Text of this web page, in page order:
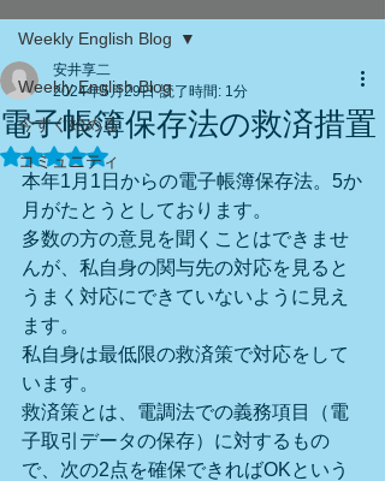
Weekly English Blog
今すぐ始める
コミュニティ
Weekly English Blog
電子帳簿保存法の救済措置
安井享二
2024年5月29日 読了時間: 1分
5つ星のうちNaNと評価されています。
本年1月1日からの電子帳簿保存法。5か
月がたとうとしております。
多数の方の意見を聞くことはできませ
んが、私自身の関与先の対応を見ると
うまく対応にできていないように見え
ます。
私自身は最低限の救済策で対応をして
います。
救済策とは、電調法での義務項目（電
子取引データの保存）に対するもの
で、次の2点を確保できればOKという